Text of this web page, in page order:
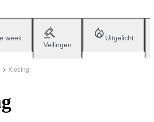
week
Veilingen
Uitgelicht
Kleding